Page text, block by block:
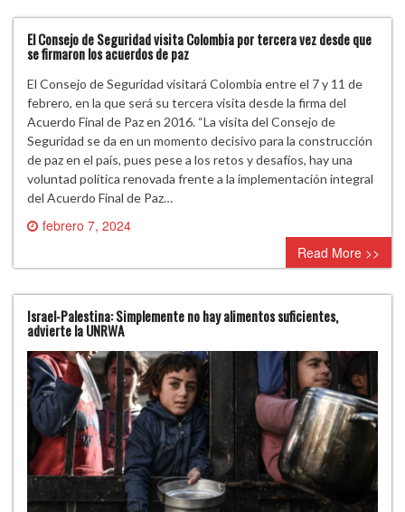
El Consejo de Seguridad visita Colombia por tercera vez desde que
se firmaron los acuerdos de paz
El Consejo de Seguridad visitará Colombia entre el 7 y 11 de
febrero, en la que será su tercera visita desde la firma del
Acuerdo Final de Paz en 2016. “La visita del Consejo de
Seguridad se da en un momento decisivo para la construcción
de paz en el país, pues pese a los retos y desafíos, hay una
voluntad política renovada frente a la implementación integral
del Acuerdo Final de Paz…
febrero 7, 2024
0 comment
Read More >>
Israel-Palestina: Simplemente no hay alimentos suficientes,
advierte la UNRWA